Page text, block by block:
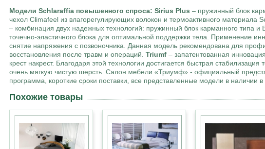
Модели Schlaraffia повышенного спроса: Sirius Plus – пружинный блок
чехол Climafeel из влагорегулирующих волокон и термоактивного материала
– комбинация двух надежных технологий: пружинный блок карманного типа
точечно-эластичного блока для оптимальной поддержки тела. Применение
снятие напряжения с позвоночника. Данная модель рекомендована для
восстановления после травм и операций. Triumf – запатентованная
крест накрест. Благодаря этой технологии достигается быстрая
очень мягкую чистую шерсть. Салон мебели «Триумф» - официальный
программа, короткие сроки поставки, все представленные модели в наличии
Похожие товары